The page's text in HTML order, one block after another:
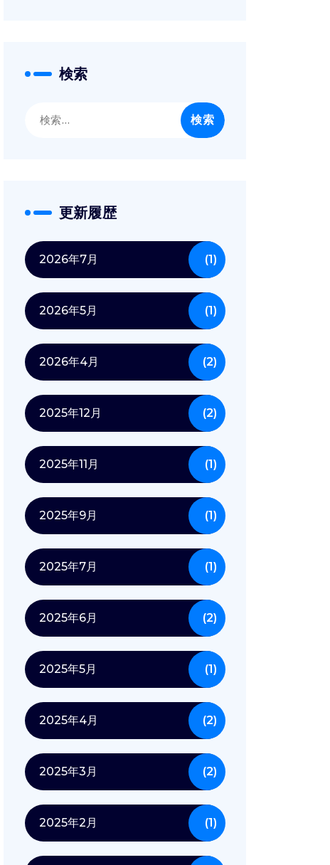
検索
更新履歴
2026年7月 (1)
2026年5月 (1)
2026年4月 (2)
2025年12月 (2)
2025年11月 (1)
2025年9月 (1)
2025年7月 (1)
2025年6月 (2)
2025年5月 (1)
2025年4月 (2)
2025年3月 (2)
2025年2月 (1)